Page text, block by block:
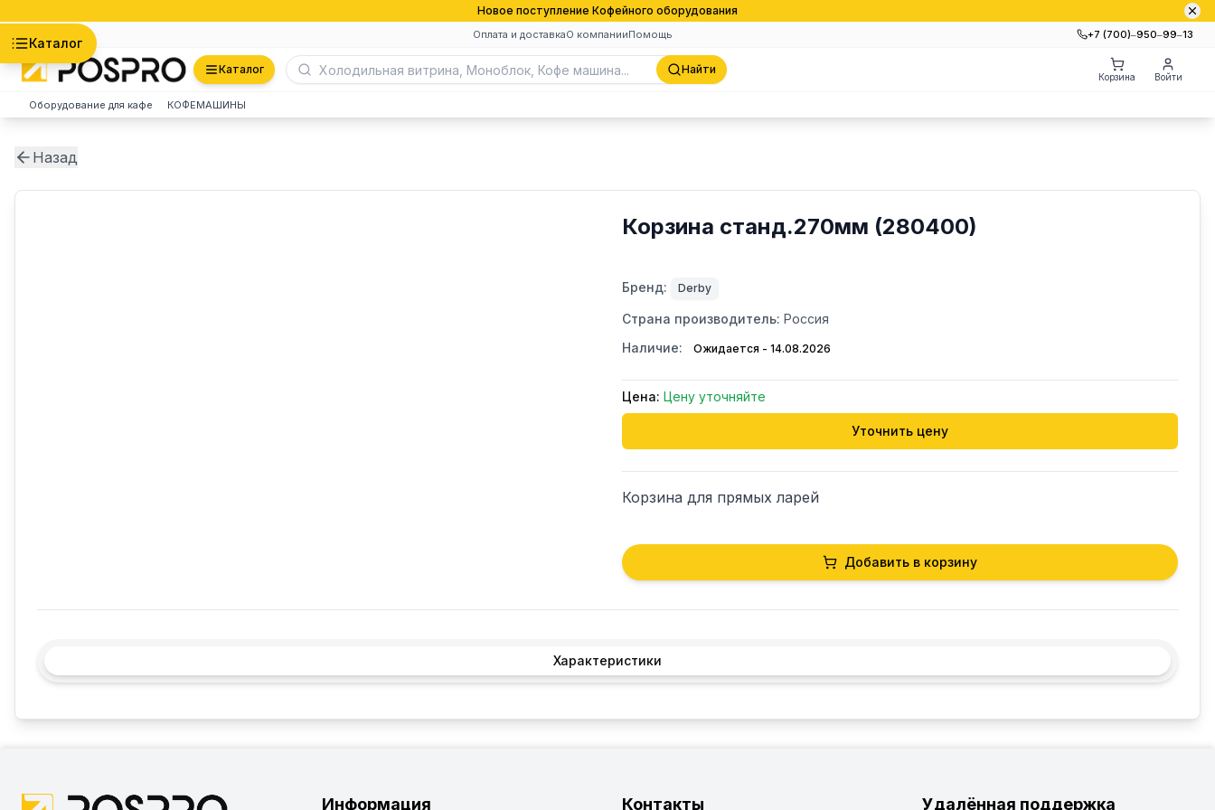
Новое поступление Кофейного оборудования
Оплата и доставкаО компанииПомощь +7 (700)‒950‒99‒13
Каталог
Каталог Найти
Корзина Войти
Оборудование для кафе КОФЕМАШИНЫ
Назад
Корзина станд.270мм (280400)
Бренд: Derby
Страна производитель: Россия
Наличие:
Ожидается - 14.08.2026
Цена: Цену уточняйте
Уточнить цену
Корзина для прямых ларей
Добавить в корзину
Характеристики
Информация Контакты Удалённая поддержка